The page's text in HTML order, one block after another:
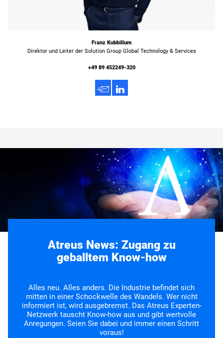
Franz Kubbillum
Direktor und Leiter der Solution Group Global Technology & Services
+49 89 452249-320
h 3
Atreus News: Zugang zu
geballtem Know-how
Alles neu. Alles anders. Die Industrie befindet sich
mitten in einer Schockwelle des Wandels. Wer nicht
informiert ist, wird ausgebremst. Das Atreus Experten-
Netzwerk tauscht Know-how aus und gibt wertvolle
Anregungen. Seien Sie dabei und immer einen Schritt
voraus!